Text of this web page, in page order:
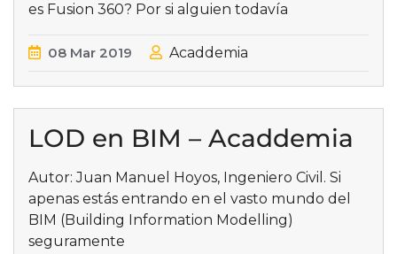
es Fusion 360? Por si alguien todavía
08 Mar 2019 Acaddemia
LOD en BIM – Acaddemia
Autor: Juan Manuel Hoyos, Ingeniero Civil. Si
apenas estás entrando en el vasto mundo del
BIM (Building Information Modelling)
seguramente